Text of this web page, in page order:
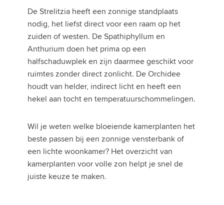
De Strelitzia heeft een zonnige standplaats
nodig, het liefst direct voor een raam op het
zuiden of westen. De Spathiphyllum en
Anthurium doen het prima op een
halfschaduwplek en zijn daarmee geschikt voor
ruimtes zonder direct zonlicht. De Orchidee
houdt van helder, indirect licht en heeft een
hekel aan tocht en temperatuurschommelingen.
Wil je weten welke bloeiende kamerplanten het
beste passen bij een zonnige vensterbank of
een lichte woonkamer? Het overzicht van
kamerplanten voor volle zon helpt je snel de
juiste keuze te maken.